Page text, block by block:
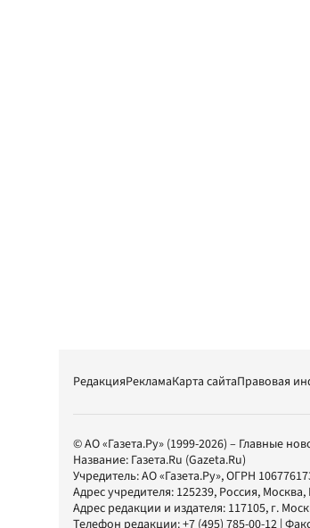
РедакцияРекламаКарта сайтаПравовая
© АО «Газета.Ру» (1999-2026) – Главные
Название: Газета.Ru (Gazeta.Ru)
Учредитель:АО «Газета.Ру», ОГРН
Адрес учредителя: 125239, Россия,
Адрес редакции и издателя: 117105, г.
Телефон редакции:+7 (495) 785-00-12 |